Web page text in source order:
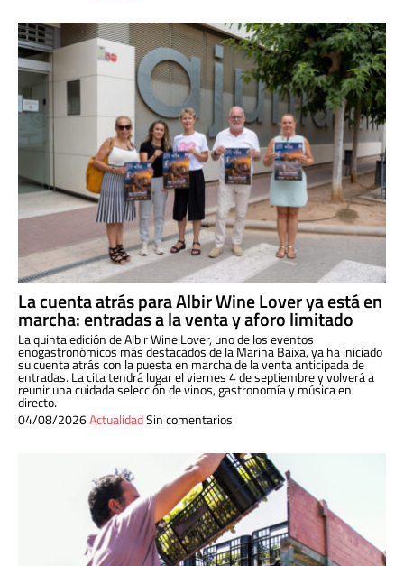
La cuenta atrás para Albir Wine Lover ya está en
marcha: entradas a la venta y aforo limitado
La quinta edición de Albir Wine Lover, uno de los eventos
enogastronómicos más destacados de la Marina Baixa, ya ha iniciado
su cuenta atrás con la puesta en marcha de la venta anticipada de
entradas. La cita tendrá lugar el viernes 4 de septiembre y volverá a
reunir una cuidada selección de vinos, gastronomía y música en
directo.
04/08/2026ActualidadSin comentarios